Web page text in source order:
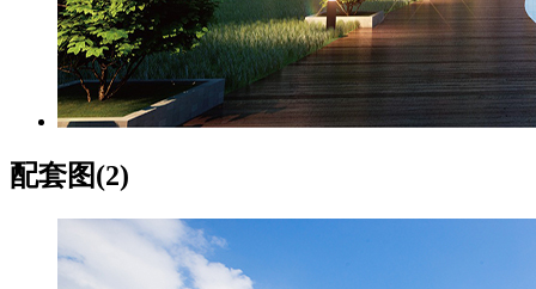
配套图(2)